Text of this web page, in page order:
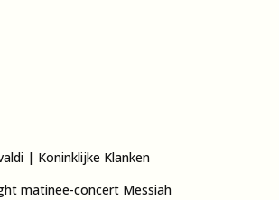
| Koninklijke Klanken
matinee-concert Messiah